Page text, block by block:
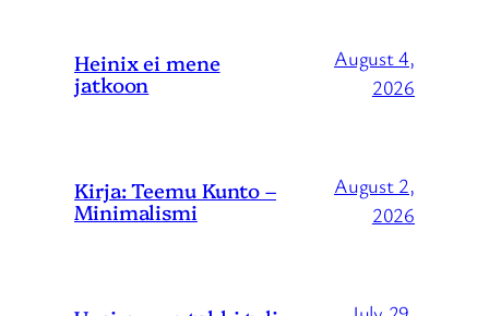
Heinix ei mene
jatkoon
August 4,
2026
Kirja: Teemu Kunto –
Minimalismi
August 2,
2026